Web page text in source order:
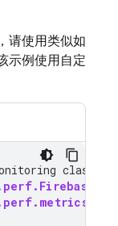
请使用类似如
示例使用自定